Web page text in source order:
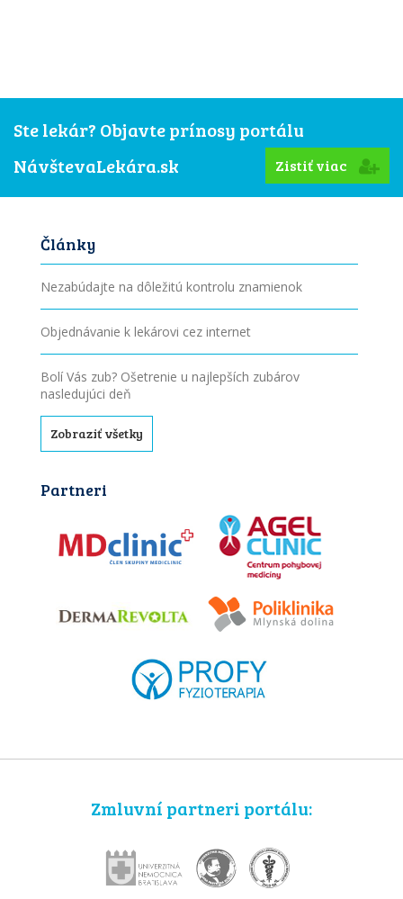
Ste lekár? Objavte prínosy portálu
NávštevaLekára.sk
Zistiť viac
Články
Nezabúdajte na dôležitú kontrolu znamienok
Objednávanie k lekárovi cez internet
Bolí Vás zub? Ošetrenie u najlepších zubárov
nasledujúci deň
Zobraziť všetky
Partneri
Zmluvní partneri portálu: